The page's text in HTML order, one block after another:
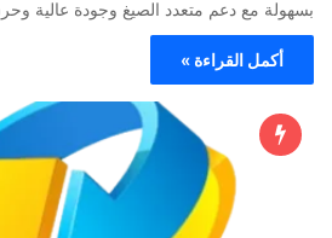
بسهولة مع دعم متعدد الصيغ وجودة عالية
أكمل القراءة »